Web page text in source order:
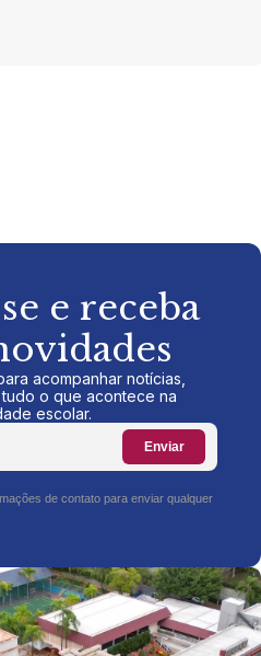
e receba
acompanhar notícias,
o que acontece na
escolar.
Enviar
de contato para enviar qualquer